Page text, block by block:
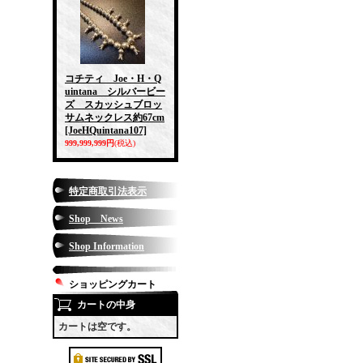
コチティ Joe・H・Q
uintana シルバービー
ズ スカッシュブロッ
サムネックレス約67cm
[JoeHQuintana107]
999,999,999円(税込)
特定商取引法表示
Shop News
Shop Information
ショッピングカート
カートの中身
カートは空です。